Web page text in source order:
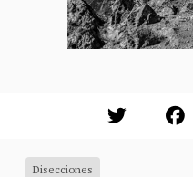
Disecciones